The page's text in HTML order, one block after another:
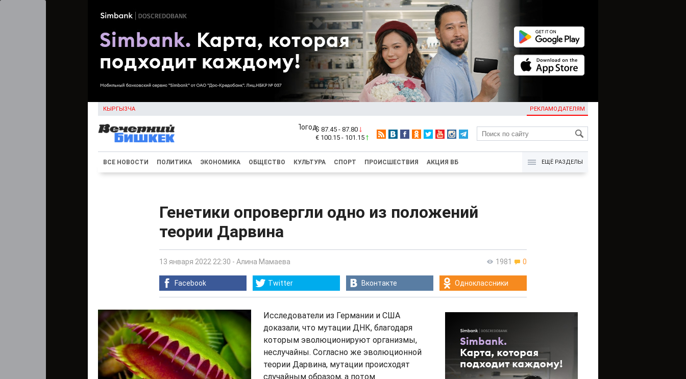
КЫРГЫЗЧА РЕКЛАМОДАТЕЛЯМ
KG
$ 87.45 - 87.80
€ 100.15 - 101.15
ВСЕ НОВОСТИ ПОЛИТИКА ЭКОНОМИКА ОБЩЕСТВО КУЛЬТУРА СПОРТ ПРОИСШЕСТВИЯ АКЦИЯ ВБ ЕЩЁ РАЗДЕЛЫ
Генетики опровергли одно из положений
теории Дарвина
1981 0
13 января 2022 22:30 - Алина Мамаева
Facebook Twitter Вконтакте Одноклассники
Исследователи из Германии и США
доказали, что мутации ДНК, благодаря
которым эволюционируют организмы,
неслучайны. Согласно же эволюционной
теории Дарвина, мутации происходят
случайным образом, а потом